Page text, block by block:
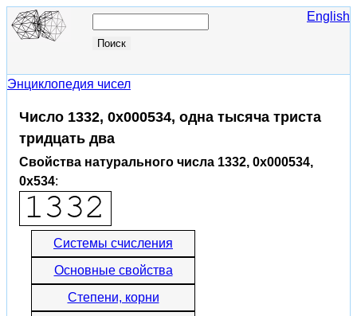
English
Энциклопедия чисел
Число 1332, 0x000534, одна тысяча триста
тридцать два
Свойства натурального числа 1332, 0x000534,
0x534:
Системы счисления
Основные свойства
Степени, корни